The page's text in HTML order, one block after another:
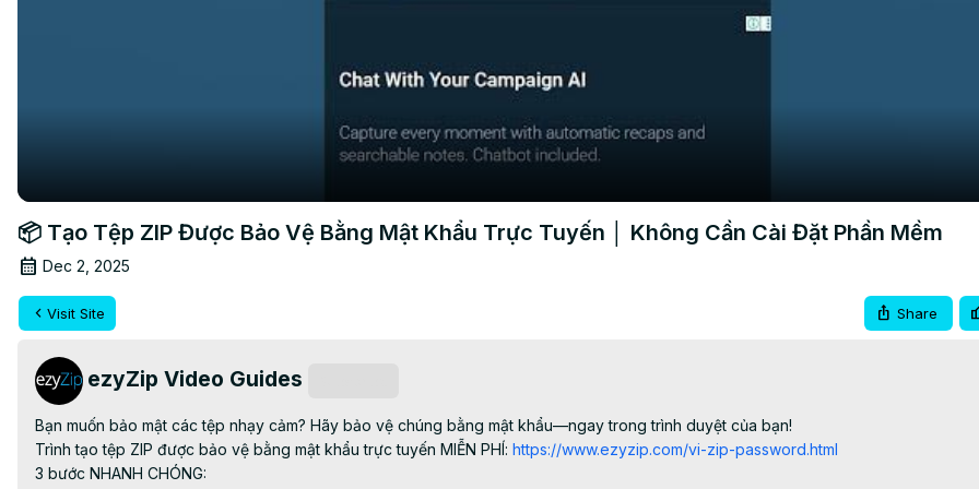
📦 Tạo Tệp ZIP Được Bảo Vệ Bằng Mật Khẩu Trực Tuyến │ Không Cần Cài Đặt Phần Mềm
Dec 2, 2025
Visit Site Share
ezyZip Video Guides
Bạn muốn bảo mật các tệp nhạy cảm? Hãy bảo vệ chúng bằng mật khẩu—ngay trong trình duyệt của bạn!
Trình tạo tệp ZIP được bảo vệ bằng mật khẩu trực tuyến MIỄN PHÍ: https://www.ezyzip.com/vi-zip-password.html
3 bước NHANH CHÓNG: